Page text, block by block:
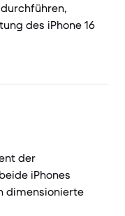
des iPhone 16
der
iPhones
dimensionierte